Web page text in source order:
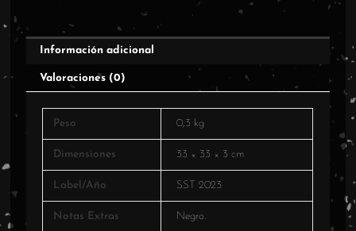
Información adicional
Valoraciones (0)
Peso 0,3 kg
Dimensiones 33 × 33 × 3 cm
Label/Año SST 2023
Notas Extras Negro.